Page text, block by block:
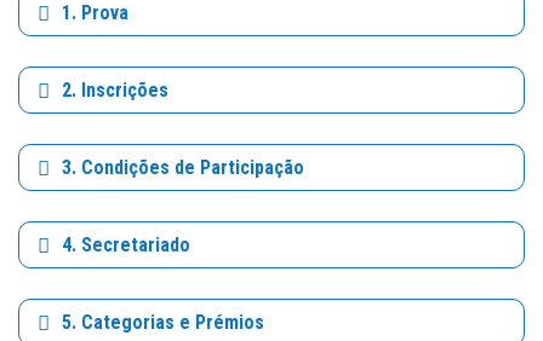
1. Prova
2. Inscrições
3. Condições de Participação
4. Secretariado
5. Categorias e Prémios